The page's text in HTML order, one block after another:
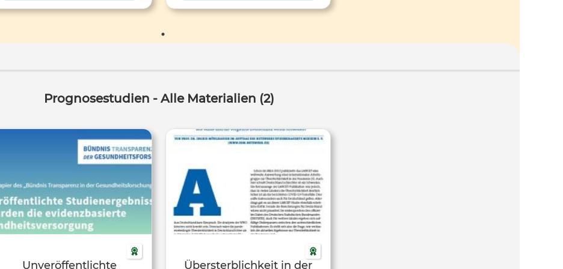
publiziert. Thema: "Übersterblichkeit
publiziert. Thema: "Unveröffentlichte
Prognosestudien - Alle Materialien (2)
Unveröffentlichte
Übersterblichkeit in der